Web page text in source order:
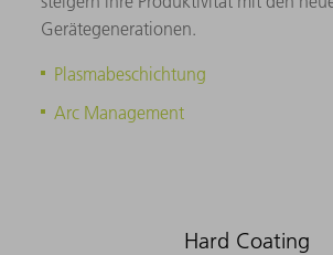
Gerätegenerationen.
Plasmabeschichtung
Arc Management
Hard Coating